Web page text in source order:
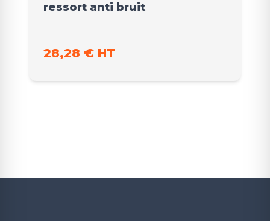
ressort anti bruit
28,28 € HT